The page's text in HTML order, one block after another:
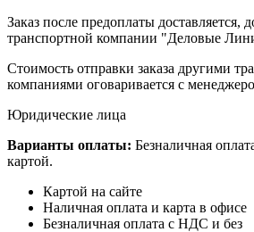
Заказ после предоплаты доставляется,
транспортной компании "Деловые
Стоимость отправки заказа другими
компаниями оговаривается с
Юридические лица
Варианты оплаты: Безналичная
картой.
Картой на сайте
Наличная оплата и карта в офисе
Безналичная оплата с НДС и без